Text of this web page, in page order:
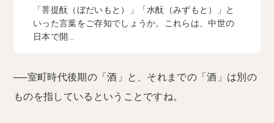
「菩提酛（ぼだいもと）」「水酛（みずもと）」と
いった言葉をご存知でしょうか。これらは、中世の
日本で開...
──室町時代後期の「酒」と、それまでの「酒」は別の
ものを指しているということですね。